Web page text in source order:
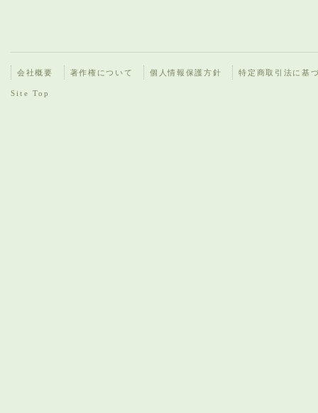
会社概要 著作権について 個人情報保護方針 特定商取引法に基
Site Top